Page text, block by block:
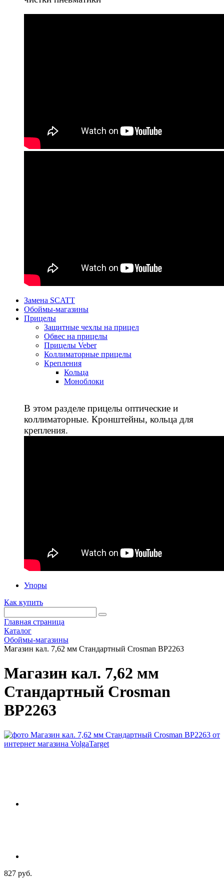
Замена SCATT
Обоймы-магазины
Прицелы
Защитные чехлы на прицел
Обвес на прицелы
Прицелы Veber
Коллиматорные прицелы
Крепления
Кольца
Моноблоки
В этом разделе прицелы оптические и
коллиматорные. Кронштейны, кольца для
крепления.
Упоры
Как купить
Главная страница
Каталог
Обоймы-магазины
Магазин кал. 7,62 мм Стандартный Crosman BP2263
Магазин кал. 7,62 мм
Стандартный Crosman
BP2263
827 руб.